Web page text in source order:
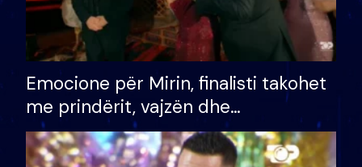
Emocione për Mirin, finalisti takohet
me prindërit, vajzën dhe
bashkëshorten: S’kemi ndonjë letër
divorci apo jo?